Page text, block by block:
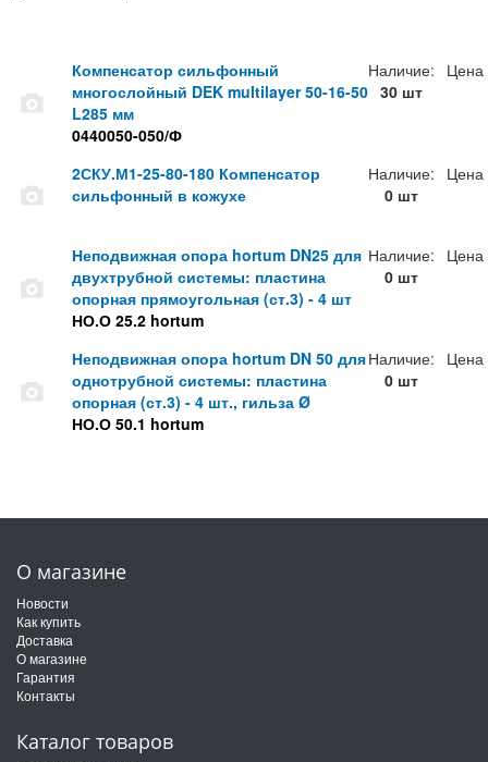
Компенсатор сильфонный
многослойный DEK multilayer 50-16-50
L285 мм
0440050-050/Ф
Наличие:
30 шт
Цена
2СКУ.М1-25-80-180 Компенсатор
сильфонный в кожухе
Наличие:
0 шт
Цена
Неподвижная опора hortum DN25 для
двухтрубной системы: пластина
опорная прямоугольная (ст.3) - 4 шт
НО.О 25.2 hortum
Наличие:
0 шт
Цена
Неподвижная опора hortum DN 50 для
однотрубной системы: пластина
опорная (ст.3) - 4 шт., гильза Ø
НО.О 50.1 hortum
Наличие:
0 шт
Цена
О магазине
Новости
Как купить
Доставка
О магазине
Гарантия
Контакты
Каталог товаров